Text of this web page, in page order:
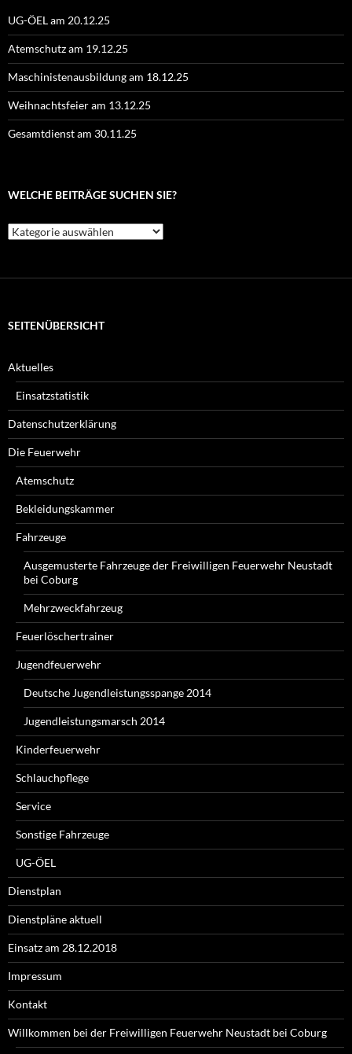
UG-ÖEL am 20.12.25
Atemschutz am 19.12.25
Maschinistenausbildung am 18.12.25
Weihnachtsfeier am 13.12.25
Gesamtdienst am 30.11.25
WELCHE BEITRÄGE SUCHEN SIE?
Welche
Beiträge
SEITENÜBERSICHT
Aktuelles
Einsatzstatistik
Datenschutzerklärung
Die Feuerwehr
Atemschutz
Bekleidungskammer
Fahrzeuge
Ausgemusterte Fahrzeuge der Freiwilligen Feuerwehr Neustadt
bei Coburg
Mehrzweckfahrzeug
Feuerlöschertrainer
Jugendfeuerwehr
Deutsche Jugendleistungsspange 2014
Jugendleistungsmarsch 2014
Kinderfeuerwehr
Schlauchpflege
Service
Sonstige Fahrzeuge
UG-ÖEL
Dienstplan
Dienstpläne aktuell
Einsatz am 28.12.2018
Impressum
Kontakt
Willkommen bei der Freiwilligen Feuerwehr Neustadt bei Coburg